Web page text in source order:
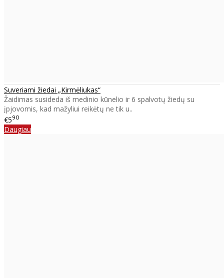
Suveriami žiedai „Kirmėliukas“
Žaidimas susideda iš medinio kūnelio ir 6 spalvotų žiedų su
įpjovomis, kad mažyliui reikėtų ne tik u..
€590
Daugiau